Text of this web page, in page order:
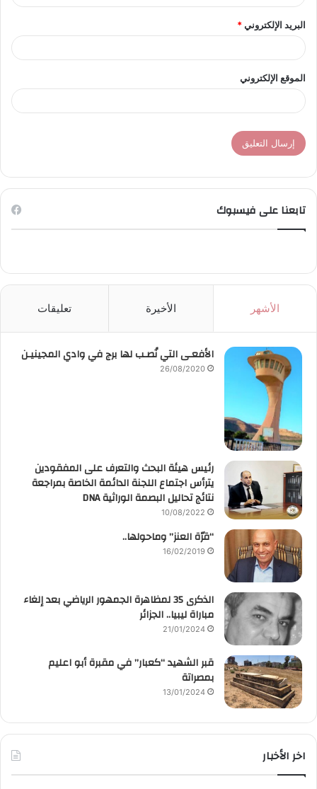
البريد الإلكتروني*
الموقع الإلكتروني
تابعنا على فيسبوك
الأشهر الأخيرة تعليقات
الأفعـى التي نُصـب لها برج في وادي المجينيـن
26/08/2020
رئيس هيئة البحث والتعرف على المفقودين
يترأس اجتماع اللجنة الدائمة الخاصة بمراجعة
نتائج تحاليل البصمة الوراثية DNA
10/08/2022
“قرّة العنز” وماحولها..
16/02/2019
الذكرى 35 لمظاهرة الجمهور الرياضي بعد إلغاء
مباراة ليبيا.. الجزائر
21/01/2024
قبر الشهيد “كعبار” في مقبرة أبو اعليم
بمصراتة
13/01/2024
اخر الأخبار